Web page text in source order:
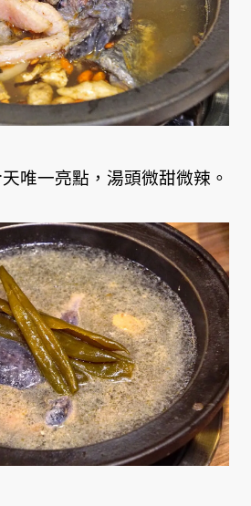
唯一亮點，湯頭微甜微辣。